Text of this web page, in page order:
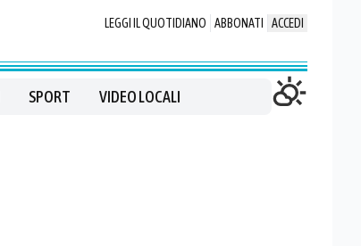
LEGGI IL QUOTIDIANO ABBONATI ACCEDI
SPORT VIDEO LOCALI